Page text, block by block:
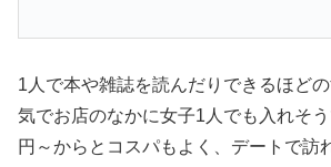
1人で本や雑誌を読んだりできるほど
気でお店のなかに女子1人でも入れそ
円～からとコスパもよく、デートで訪